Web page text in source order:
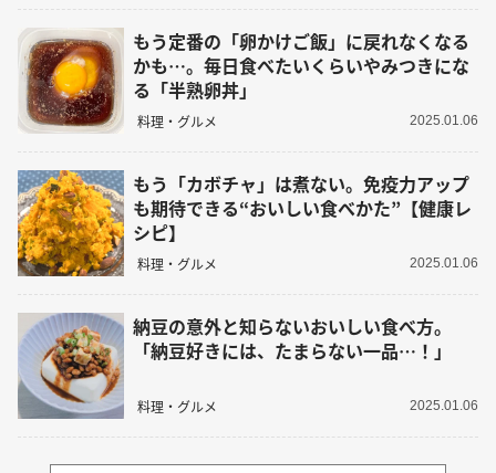
もう定番の「卵かけご飯」に戻れなくなる
かも…。毎日食べたいくらいやみつきにな
る「半熟卵丼」
料理・グルメ 2025.01.06
もう「カボチャ」は煮ない。免疫力アップ
も期待できる“おいしい食べかた”【健康レ
シピ】
料理・グルメ 2025.01.06
納豆の意外と知らないおいしい食べ方。
「納豆好きには、たまらない一品…！」
料理・グルメ 2025.01.06